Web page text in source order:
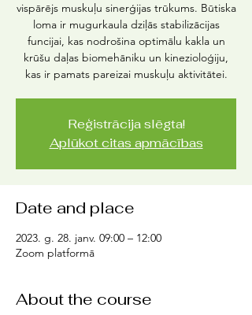
vispārējs muskuļu sinerģijas trūkums. Būtiska
loma ir mugurkaula dziļās stabilizācijas
funcijai, kas nodrošina optimālu kakla un
krūšu daļas biomehāniku un kinezioloģiju,
kas ir pamats pareizai muskuļu aktivitātei.
Reģistrācija slēgta!
Aplūkot citas apmācības
Date and place
2023. g. 28. janv. 09:00 – 12:00
Zoom platformā
About the course